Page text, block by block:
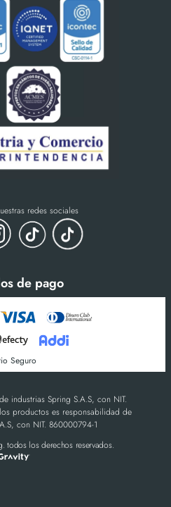
redes sociales
de pago
Seguro
industrias Spring S.A.S, con NIT.
productos es responsabilidad de
con NIT. 860000794-1
los derechos reservados.